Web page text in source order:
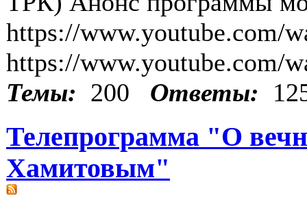
https://www.youtube.com/
https://www.youtube.com/
Темы: 200 Ответы:
Телепрограмма "О
Хамитовым"